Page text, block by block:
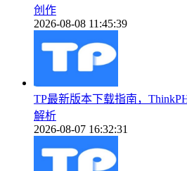
创作
2026-08-08 11:45:39
TP最新版本下载指南，
解析
2026-08-07 16:32:31